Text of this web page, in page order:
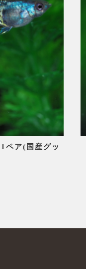
ペア(国産グッ